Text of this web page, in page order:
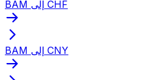
BAM إلى CHF
BAM إلى CNY